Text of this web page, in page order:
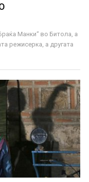
Манки“ во Битола, а
режисерка, а другата